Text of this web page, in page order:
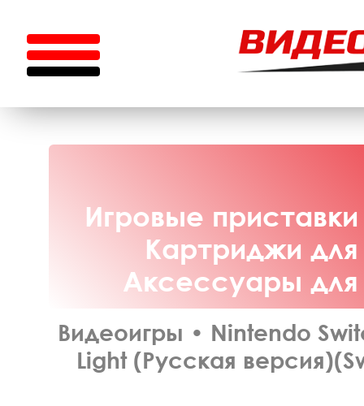
Игровые
Картриджи
Аксессуары для
Видеоигры • Nintendo
Light (Русская